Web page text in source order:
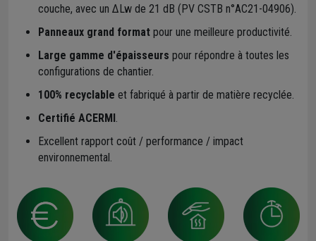
couche, avec un ΔLw de 21 dB (PV CSTB n°AC21-04906).
Panneaux grand format pour une meilleure productivité.
Large gamme d'épaisseurs pour répondre à toutes les
configurations de chantier.
100% recyclable et fabriqué à partir de matière recyclée.
Certifié ACERMI.
Excellent rapport coût / performance / impact
environnemental.